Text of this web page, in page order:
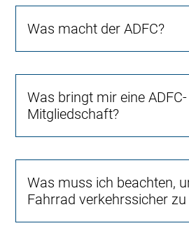
Was macht der ADFC?
Was bringt mir eine ADFC-
Mitgliedschaft?
Was muss ich beachten,
Fahrrad verkehrssicher